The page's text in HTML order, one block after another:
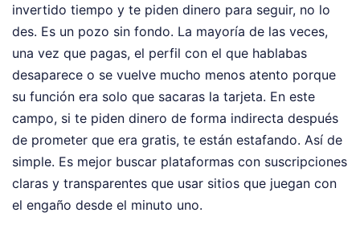
invertido tiempo y te piden dinero para seguir, no lo
des. Es un pozo sin fondo. La mayoría de las veces,
una vez que pagas, el perfil con el que hablabas
desaparece o se vuelve mucho menos atento porque
su función era solo que sacaras la tarjeta. En este
campo, si te piden dinero de forma indirecta después
de prometer que era gratis, te están estafando. Así de
simple. Es mejor buscar plataformas con suscripciones
claras y transparentes que usar sitios que juegan con
el engaño desde el minuto uno.